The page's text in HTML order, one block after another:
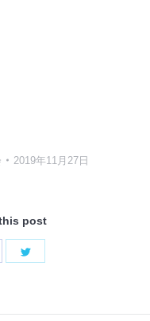
2019年11月27日
post